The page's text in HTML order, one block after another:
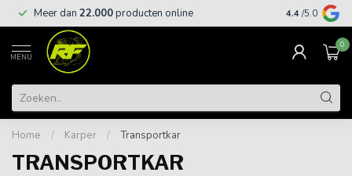
Meer dan 22.000producten online Gratis
4.4 /5.0
MENU
0
Home / Karper / Transportkar
TRANSPORTKAR